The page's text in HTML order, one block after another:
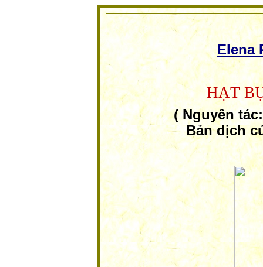
Elena
HẠT
( Nguyên
Bản dịch